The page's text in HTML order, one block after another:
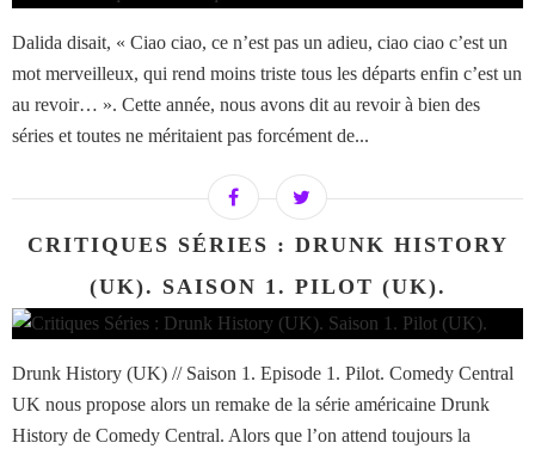
Dalida disait, « Ciao ciao, ce n’est pas un adieu, ciao ciao c’est un
mot merveilleux, qui rend moins triste tous les départs enfin c’est un
au revoir… ». Cette année, nous avons dit au revoir à bien des
séries et toutes ne méritaient pas forcément de...
CRITIQUES SÉRIES : DRUNK HISTORY
(UK). SAISON 1. PILOT (UK).
Drunk History (UK) // Saison 1. Episode 1. Pilot. Comedy Central
UK nous propose alors un remake de la série américaine Drunk
History de Comedy Central. Alors que l’on attend toujours la